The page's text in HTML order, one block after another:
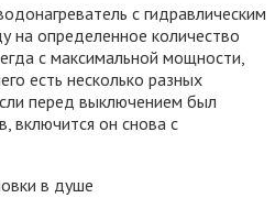
с гидравлическим
на определенное количество
с максимальной мощности,
есть несколько разных
перед выключением был
включится он снова с